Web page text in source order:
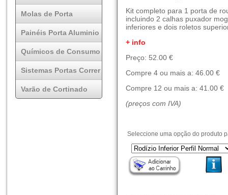
Molas de Porta
Painéis Porta Aluminio
Químicos de Consumo
Sistemas Portas Correr
Varão de Cortinado
Kit completo para 1 porta de
incluindo 2 calhas puxador
inferiores e dois roletos
+ info
Preço: 52.00 €
Compre 4 ou mais a: 46.00 €
Compre 12 ou mais a: 41.00 €
(preços com IVA)
Seleccione uma opção do produto